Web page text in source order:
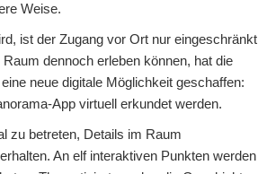
Weise.
ist der Zugang vor Ort nur eingeschränkt
dennoch erleben können, hat die
neue digitale Möglichkeit geschaffen:
App virtuell erkundet werden.
zu betreten, Details im Raum
An elf interaktiven Punkten werden